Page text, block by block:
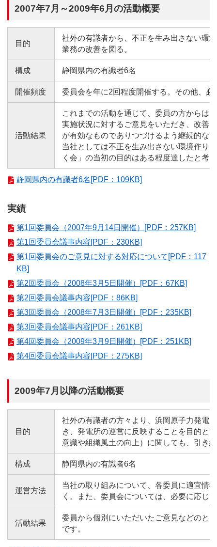
2007年7月～2009年6月の活動概要
目的
社外の有識者から、不正を生み出さない環
業務の改善を図る。
構成 静岡県内の有識者6名
開催頻度 委員会を年に2回程度開催する。その他、必
活動結果
これまでの活動を通じて、委員の方からは
実施状況に対するご意見をいただき、改善
が有効なものでありつづけるよう継続的な
当社としては不正を生み出さない環境作り
く会」の当初の目的はある程度達したと考
静岡県内の有識者6名[PDF：109KB]
実績
第1回委員会（2007年9月14日開催）[PDF：257KB]
第1回委員会議事内容[PDF：230KB]
第1回委員会のご意見に対する対応について[PDF：117
KB]
第2回委員会（2008年3月5日開催）[PDF：67KB]
第2回委員会議事内容[PDF：86KB]
第3回委員会（2008年7月3日開催）[PDF：235KB]
第3回委員会議事内容[PDF：261KB]
第4回委員会（2009年3月9日開催）[PDF：251KB]
第4回委員会議事内容[PDF：275KB]
2009年7月以降の活動概要
目的
社外の有識者の方々より、浜岡原子力発電
き、発電所の運営に反映することを目的と
意識や組織風土の向上）に関しても、引き
構成 静岡県内の有識者6名
運営方法
当社の取り組みについて、各委員に適宜情
く。また、委員会については、必要に応じ
活動結果
委員から個別にいただいたご意見などのと
です。